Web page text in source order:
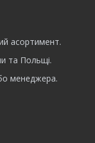
асортимент.
та Польщі.
менеджера.